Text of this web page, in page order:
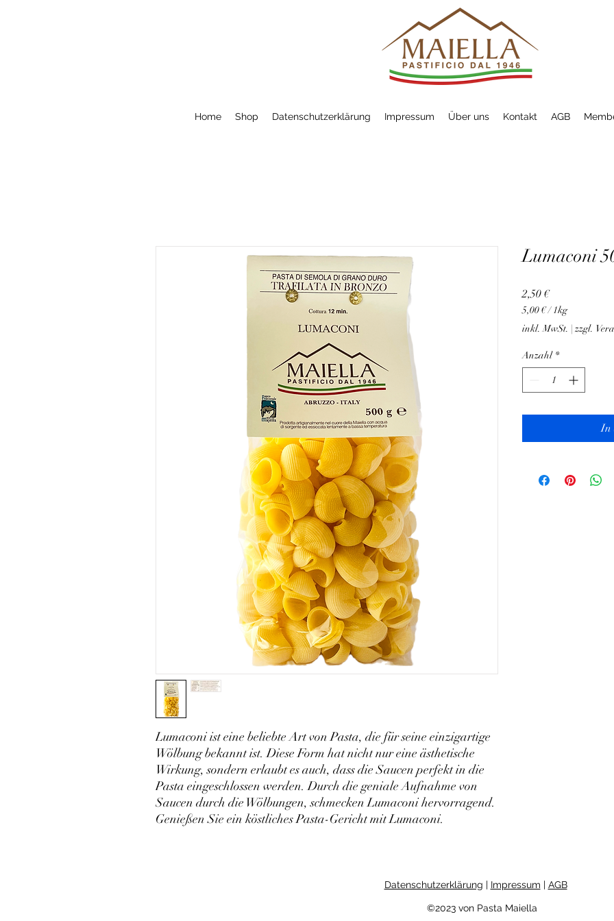
Home Shop Datenschutzerklärung Impressum Über uns Kontakt AGB
Lumaconi ist eine beliebte Art von Pasta, die für seine einzigartige
Wölbung bekannt ist. Diese Form hat nicht nur eine ästhetische
Wirkung, sondern erlaubt es auch, dass die Saucen perfekt in die
Pasta eingeschlossen werden. Durch die geniale Aufnahme von
Saucen durch die Wölbungen, schmecken Lumaconi hervorragend.
Genießen Sie ein köstliches Pasta-Gericht mit Lumaconi.
Lumaconi
2,50 €Preis
5,00 €/1kg
5,00 €
pro
1
Kilogramm
inkl. MwSt. | zzgl.
Anzahl *
In
Datenschutzerklärung | Impressum | AGB
©2023 von Pasta Maiella